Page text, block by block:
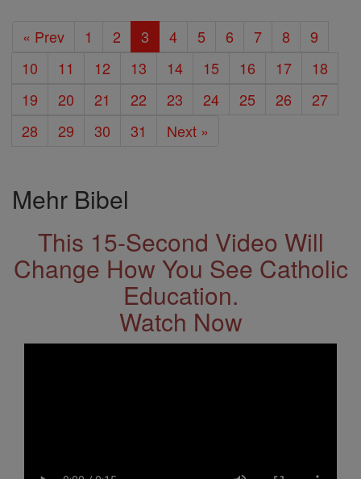
« Prev 1 2 3 4 5 6 7 8
9
10
11 12 13 14 15 16 17
18
19
20 21 22 23 24 25 26
27
28
29 30 31 Next »
Mehr Bibel
This 15-Second Video Will
Change How You See Catholic
Education.
Watch Now